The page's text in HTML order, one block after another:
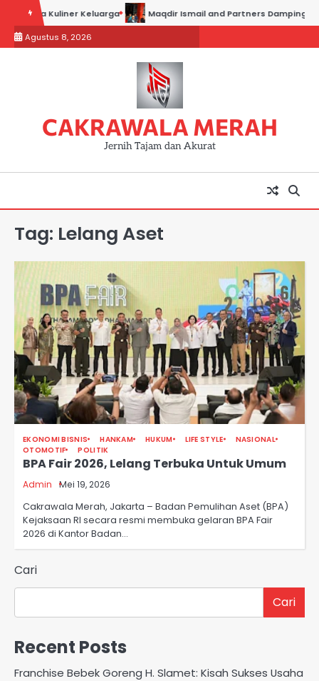
content
Usaha Kuliner Keluarga Maqdir Ismail and Partners Dampingi
Agustus 8, 2026
CAKRAWALA MERAH
Jernih Tajam dan Akurat
Tag: Lelang Aset
EKONOMI BISNIS HANKAM HUKUM LIFE STYLE
NASIONAL
OTOMOTIF
POLITIK
BPA Fair 2026, Lelang Terbuka Untuk Umum
Admin Mei 19, 2026
Cakrawala Merah, Jakarta – Badan Pemulihan Aset (BPA)
Kejaksaan RI secara resmi membuka gelaran BPA Fair
2026 di Kantor Badan…
Cari
Cari
Recent Posts
Franchise Bebek Goreng H. Slamet: Kisah Sukses Usaha